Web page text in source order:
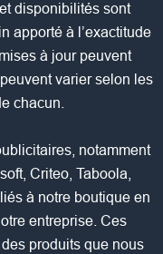
disponibilités sont
apporté à l’exactitude
à jour peuvent
varier selon les
chacun.
notamment
Criteo, Taboola,
à notre boutique en
entreprise. Ces
produits que nous